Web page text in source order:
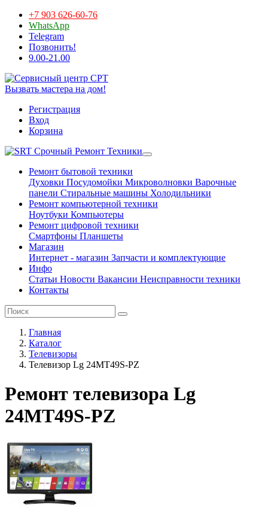
+7 903 626-60-76
WhatsApp
Telegram
Позвонить!
9.00-21.00
Вызвать мастера на дом!
Регистрация
Вход
Корзина
Срочный Ремонт Техники
Ремонт бытовой техники
Духовки Посудомойки Микроволновки Варочные
панели Стиральные машины Холодильники
Ремонт компьютерной техники
Ноутбуки Компьютеры
Ремонт цифровой техники
Смартфоны Планшеты
Магазин
Интернет - магазин Запчасти и комплектующие
Инфо
Статьи Новости Вакансии Неисправности техники
Контакты
Главная
Каталог
Телевизоры
Телевизор Lg 24MT49S-PZ
Ремонт телевизора Lg
24MT49S-PZ